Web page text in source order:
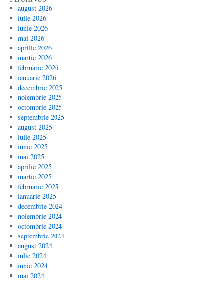
august 2026
iulie 2026
iunie 2026
mai 2026
aprilie 2026
martie 2026
februarie 2026
ianuarie 2026
decembrie 2025
noiembrie 2025
octombrie 2025
septembrie 2025
august 2025
iulie 2025
iunie 2025
mai 2025
aprilie 2025
martie 2025
februarie 2025
ianuarie 2025
decembrie 2024
noiembrie 2024
octombrie 2024
septembrie 2024
august 2024
iulie 2024
iunie 2024
mai 2024